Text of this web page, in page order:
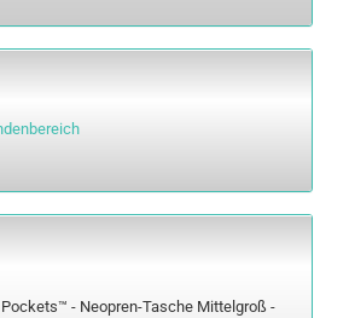
Po­ckets™ - Neopren-​Tasche Mit­tel­groß -